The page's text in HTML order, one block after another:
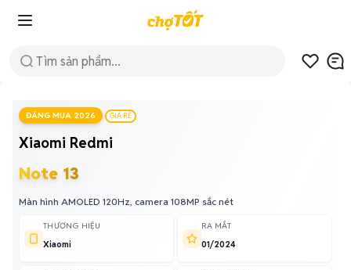
ĐÁNG MUA 2026 GIÁ RẺ
Xiaomi Redmi
Note 13
Màn hình AMOLED 120Hz, camera 108MP sắc nét
THƯƠNG HIỆU
Xiaomi
RA MẮT
01/2024